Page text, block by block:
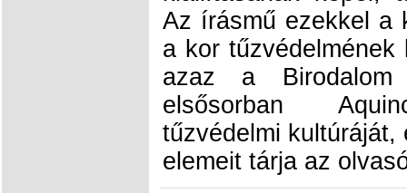
Az írásmű ezekkel a
a kor tűzvédelmének
azaz a
elsősorban
tűzvédelmi kultúráját,
elemeit tárja az